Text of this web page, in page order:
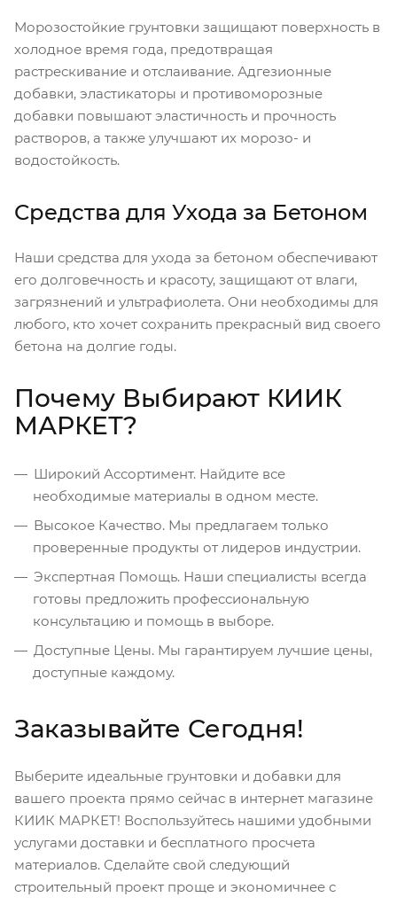
Морозостойкие грунтовки защищают поверхность в
холодное время года, предотвращая
растрескивание и отслаивание. Адгезионные
добавки, эластикаторы и противоморозные
добавки повышают эластичность и прочность
растворов, а также улучшают их морозо- и
водостойкость.
Средства для Ухода за Бетоном
Наши средства для ухода за бетоном обеспечивают
его долговечность и красоту, защищают от влаги,
загрязнений и ультрафиолета. Они необходимы для
любого, кто хочет сохранить прекрасный вид своего
бетона на долгие годы.
Почему Выбирают КИИК
МАРКЕТ?
Широкий Ассортимент. Найдите все
необходимые материалы в одном месте.
Высокое Качество. Мы предлагаем только
проверенные продукты от лидеров индустрии.
Экспертная Помощь. Наши специалисты всегда
готовы предложить профессиональную
консультацию и помощь в выборе.
Доступные Цены. Мы гарантируем лучшие цены,
доступные каждому.
Заказывайте Сегодня!
Выберите идеальные грунтовки и добавки для
вашего проекта прямо сейчас в интернет магазине
КИИК МАРКЕТ! Воспользуйтесь нашими удобными
услугами доставки и бесплатного просчета
материалов. Сделайте свой следующий
строительный проект проще и экономичнее с